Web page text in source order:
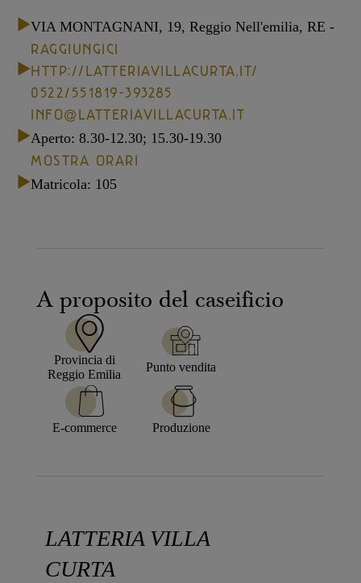
Bilancio di sostenibilità
Progetto Prodotto di Montagna
Archivio storico
Campagne pubblicitarie
Video
Area Download
Più grande, insieme
ITALIANO
ENG
DEU
FRA
US
FAQ
AREA OPERATORI
VIA MONTAGNANI, 19, Reggio Nell'emilia, RE -
RAGGIUNGICI
HTTP://LATTERIAVILLACURTA.IT/
0522/551819-393285
INFO@LATTERIAVILLACURTA.IT
Aperto:8.30-12.30; 15.30-19.30
MOSTRA ORARI
Matricola: 105
A proposito del caseificio
Provincia di
Reggio Emilia
Punto vendita
E-commerce Produzione
LATTERIA VILLA
CURTA